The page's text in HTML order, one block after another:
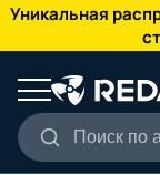
Уникальная
Поиск по
КАТАЛОГ